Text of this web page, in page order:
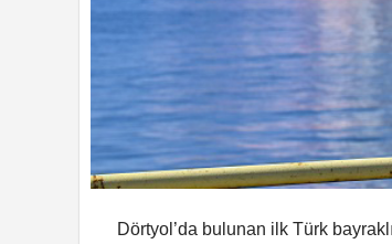
Dörtyol’da bulunan ilk Türk